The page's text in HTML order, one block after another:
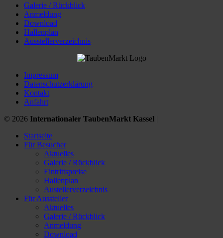
Galerie / Rückblick
Anmeldung
Download
Hallenplan
Ausstellerverzeichnis
Impressum
Datenschutzerklärung
Kontakt
Anfahrt
© 2026 Internationaler TaubenMarkt Kassel |
Startseite
Für Besucher
Aktuelles
Galerie / Rückblick
Eintrittspreise
Hallenplan
Austellerverzeichnis
Für Aussteller
Aktuelles
Galerie / Rückblick
Anmeldung
Download